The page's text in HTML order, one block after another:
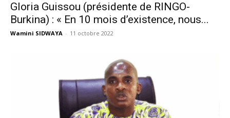
Gloria Guissou (présidente de RINGO-
Burkina) : « En 10 mois d’existence, nous...
Wamini SIDWAYA - 11 octobre 2022